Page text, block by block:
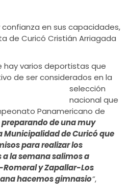
en sus capacidades,
de Curicó Cristián Arriagada
hay varios deportistas que
de serconsiderados en la
selección
nacional que
Panamericano de
de una muy
Municipalidad de Curicó que
para realizar los
la semana salimos a
y Zapallar-Los
hacemos gimnasio”,